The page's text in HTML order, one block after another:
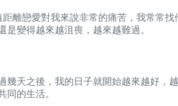
離戀愛對我來說非常的痛苦，我常常
變得越來越沮喪，越來越難過。
天之後，我的日子就開始越來越好，
的生活。